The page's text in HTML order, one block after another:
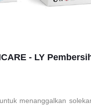
- LY
menanggalkan